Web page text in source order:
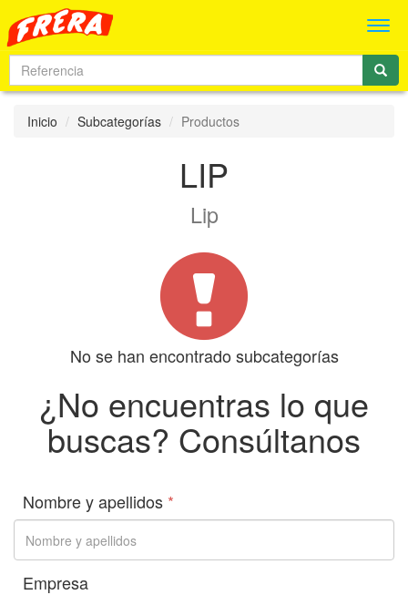
Inicio Subcategorías Productos
LIP
Lip
No se han encontrado subcategorías
¿No encuentras lo que
buscas? Consúltanos
Nombre y apellidos *
Empresa